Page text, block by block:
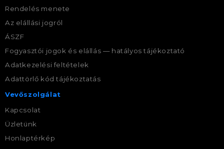
Rendelés menete
Az elállási jogról
ÁSZF
Fogyasztói jogok és elállás — hatályos tájékoztató
Adatkezelési feltételek
Adattörlő kód tájékoztatás
Vevőszolgálat
Kapcsolat
Üzletünk
Honlaptérkép